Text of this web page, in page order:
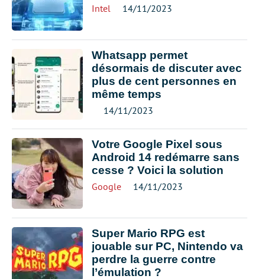
Intel 14/11/2023
Whatsapp permet
désormais de discuter avec
plus de cent personnes en
même temps
14/11/2023
Votre Google Pixel sous
Android 14 redémarre sans
cesse ? Voici la solution
Google 14/11/2023
Super Mario RPG est
jouable sur PC, Nintendo va
perdre la guerre contre
l’émulation ?